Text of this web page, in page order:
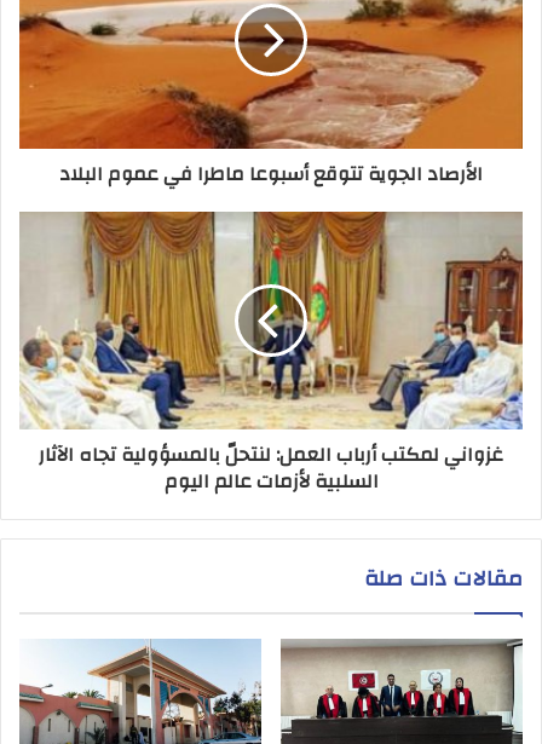
الأرصاد الجوية تتوقع أسبوعا ماطرا في عموم البلاد
غزواني لمكتب أرباب العمل: لنتحلّ بالمسؤولية تجاه الآثار
السلبية لأزمات عالم اليوم
مقالات ذات صلة